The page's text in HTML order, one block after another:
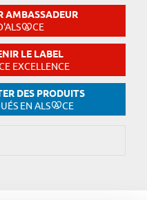
AMBASSADEUR
CE
LE LABEL
EXCELLENCE
DES PRODUITS
EN ALS CE